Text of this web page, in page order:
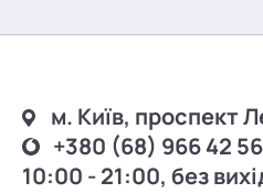
м. Київ, проспект
+380 (68) 966 42 56
10:00 - 21:00, без